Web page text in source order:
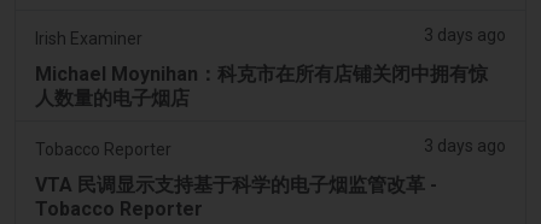
Irish Examiner 3 days ago
Michael Moynihan：科克市在所有店铺关闭中拥有惊
人数量的电子烟店
Tobacco Reporter 3 days ago
VTA 民调显示支持基于科学的电子烟监管改革 -
Tobacco Reporter